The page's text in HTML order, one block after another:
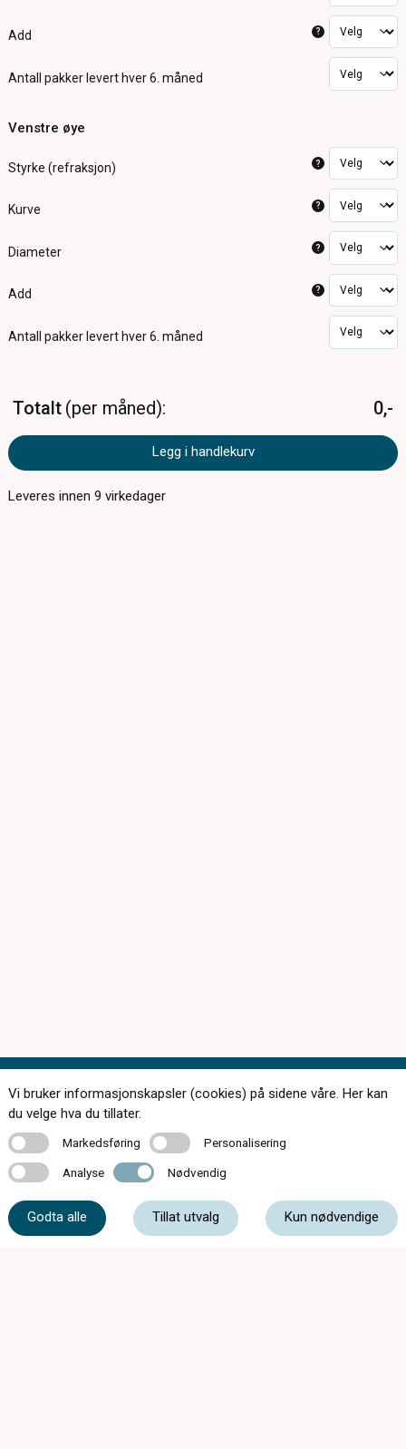
Add ?
Antall pakker levert hver 6. måned
Venstre øye
Styrke (refraksjon) ?
Kurve ?
Diameter ?
Add ?
Antall pakker levert hver 6. måned
Totalt per måned 0,-
Legg i handlekurv
Leveres innen9 virkedager
Kontakt oss
Vi bruker informasjonskapsler (cookies) på sidene våre. Her kan
du velge hva du tillater.
MarkedsføringMarkedsføring PersonaliseringPersonalisering
Analyse Analyse Nødvendig Nødvendig
Godta alle Tillat utvalg Kun nødvendige